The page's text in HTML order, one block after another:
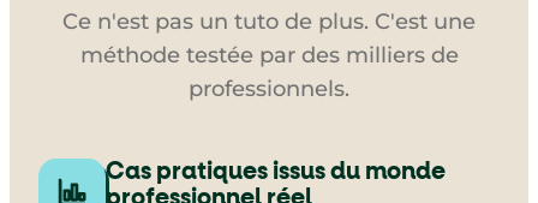
Ce n'est pas un tuto de plus. C'est une
méthode testée par des milliers de
professionnels.
Cas pratiques issus du monde